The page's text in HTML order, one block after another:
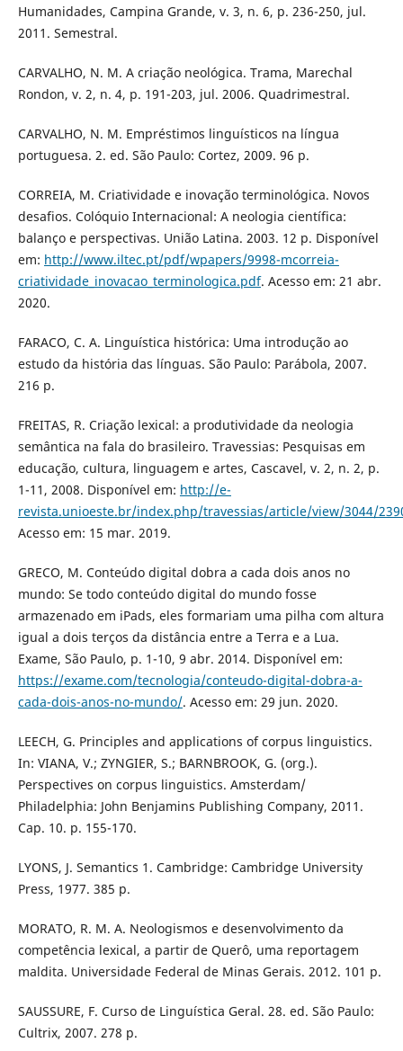
Humanidades, Campina Grande, v. 3, n. 6, p. 236-250, jul.
2011. Semestral.
CARVALHO, N. M. A criação neológica. Trama, Marechal
Rondon, v. 2, n. 4, p. 191-203, jul. 2006. Quadrimestral.
CARVALHO, N. M. Empréstimos linguísticos na língua
portuguesa. 2. ed. São Paulo: Cortez, 2009. 96 p.
CORREIA, M. Criatividade e inovação terminológica. Novos
desafios. Colóquio Internacional: A neologia científica:
balanço e perspectivas. União Latina. 2003. 12 p. Disponível
em: http://www.iltec.pt/pdf/wpapers/9998-mcorreia-
criatividade_inovacao_terminologica.pdf. Acesso em: 21 abr.
2020.
FARACO, C. A. Linguística histórica: Uma introdução ao
estudo da história das línguas. São Paulo: Parábola, 2007.
216 p.
FREITAS, R. Criação lexical: a produtividade da neologia
semântica na fala do brasileiro. Travessias: Pesquisas em
educação, cultura, linguagem e artes, Cascavel, v. 2, n. 2, p.
1-11, 2008. Disponível em: http://e-
revista.unioeste.br/index.php/travessias/article/view/3044/
Acesso em: 15 mar. 2019.
GRECO, M. Conteúdo digital dobra a cada dois anos no
mundo: Se todo conteúdo digital do mundo fosse
armazenado em iPads, eles formariam uma pilha com altura
igual a dois terços da distância entre a Terra e a Lua.
Exame, São Paulo, p. 1-10, 9 abr. 2014. Disponível em:
https://exame.com/tecnologia/conteudo-digital-dobra-a-
cada-dois-anos-no-mundo/. Acesso em: 29 jun. 2020.
LEECH, G. Principles and applications of corpus linguistics.
In: VIANA, V.; ZYNGIER, S.; BARNBROOK, G. (org.).
Perspectives on corpus linguistics. Amsterdam/
Philadelphia: John Benjamins Publishing Company, 2011.
Cap. 10. p. 155-170.
LYONS, J. Semantics 1. Cambridge: Cambridge University
Press, 1977. 385 p.
MORATO, R. M. A. Neologismos e desenvolvimento da
competência lexical, a partir de Querô, uma reportagem
maldita. Universidade Federal de Minas Gerais. 2012. 101 p.
SAUSSURE, F. Curso de Linguística Geral. 28. ed. São Paulo:
Cultrix, 2007. 278 p.